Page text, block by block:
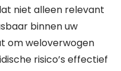
niet alleen relevant
binnen uw
om weloverwogen
risico’s effectief